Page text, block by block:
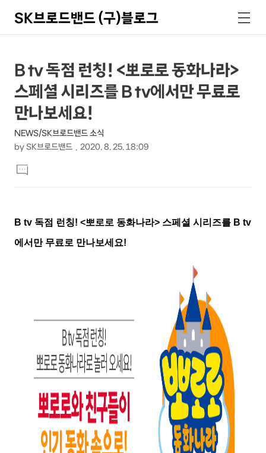
SK브로드밴드 (구)블로그
색
메
뉴
상
세
컨
텐
츠
본
문
제
목
B tv 독점 런칭! <뽀로로 동화나라>
스페셜 시리즈를 B tv에서만 무료로
만나보세요!
NEWS/SK브로드밴드 소식
by SK브로드밴드 2020. 8. 25. 18:09
문
댓
글
B tv 독점 런칭! <뽀로로 동화나라> 스페셜 시리즈를 B tv
에서만 무료로 만나보세요!